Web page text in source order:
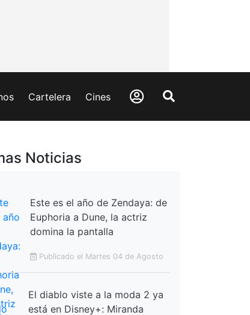
Cartelera Cines
Noticias
Este es el año de Zendaya: de
Euphoria a Dune, la actriz
domina la pantalla
Publicado el Martes 04 de Agosto
El diablo viste a la moda 2 ya
está en Disney+: Miranda